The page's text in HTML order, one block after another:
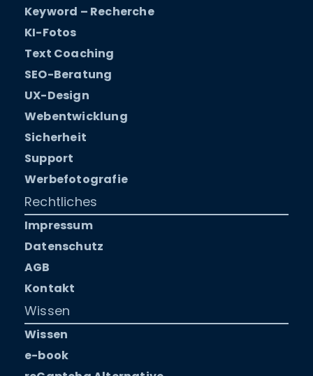
Keyword – Recherche
KI-Fotos
Text Coaching
SEO-Beratung
UX-Design
Webentwicklung
Sicherheit
Support
Werbefotografie
Rechtliches
Impressum
Datenschutz
AGB
Kontakt
Wissen
Wissen
e-book